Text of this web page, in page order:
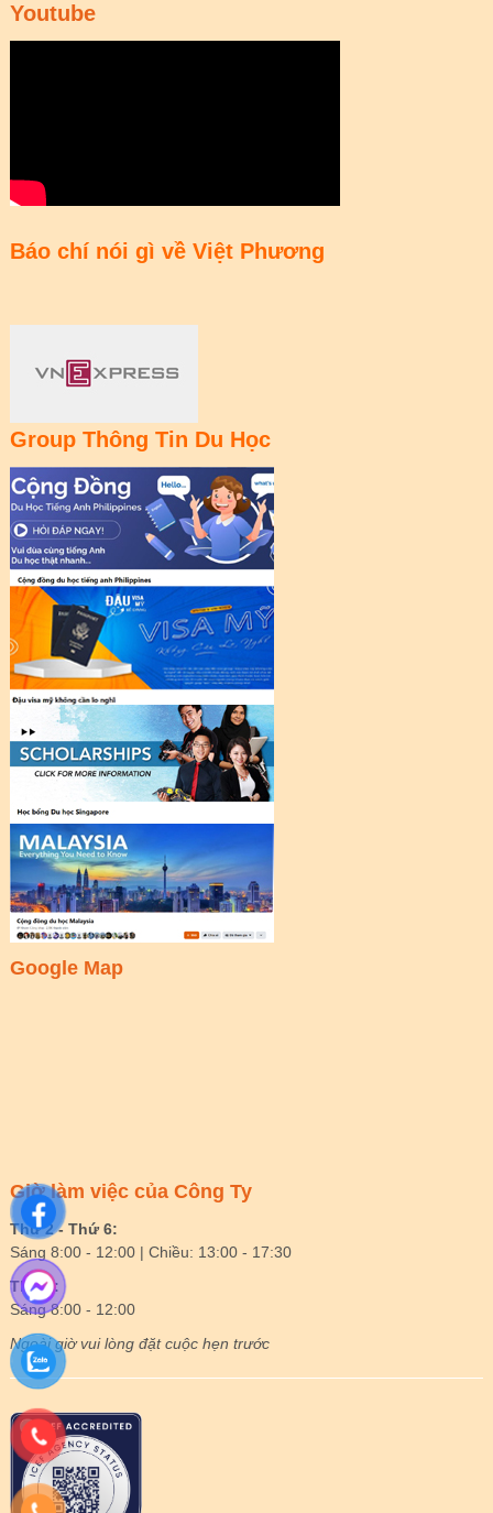
Youtube
Báo chí nói gì về Việt Phương
Group Thông Tin Du Học
Google Map
Giờ làm việc của Công Ty
Thứ 2 - Thứ 6:
Sáng 8:00 - 12:00 | Chiều: 13:00 - 17:30
Thứ 7:
Sáng 8:00 - 12:00
Ngoài giờ vui lòng đặt cuộc hẹn trước